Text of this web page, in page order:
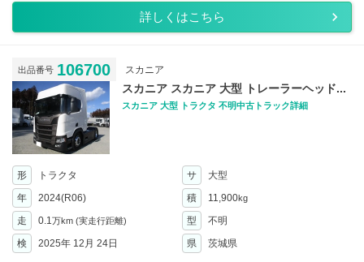
詳しくはこちら
出品番号 106700 スカニア
スカニア スカニア 大型 トレーラーヘッド...
スカニア 大型 トラクタ 不明中古トラック詳細
形 トラクタ サ
大型
年
2024(R06) 積 11,900kg
走 0.1万km (実走行距離) 型
不明
検
2025年 12月 24日 県 茨城県